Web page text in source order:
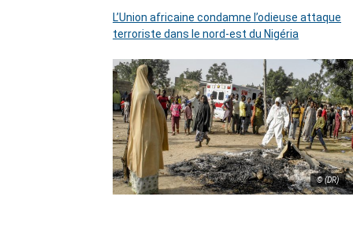
L’Union africaine condamne l’odieuse attaque
terroriste dans le nord-est du Nigéria
© (DR)